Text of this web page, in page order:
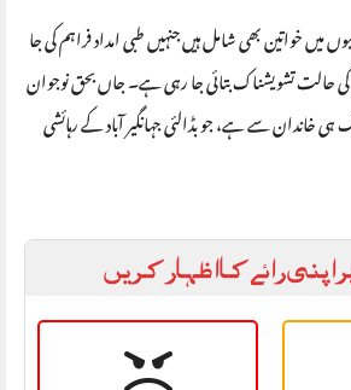
میں خواتین بھی شامل ہیں جنہیں طبی امداد فراہم کی جا
حالت تشویشناک بتائی جا رہی ہے۔ جاں بحق نوجوان
ہی خاندان سے ہے، جو بڈالئی جہانگیر آباد کے رہائشی
اپنی رائے کا اظہار کریں